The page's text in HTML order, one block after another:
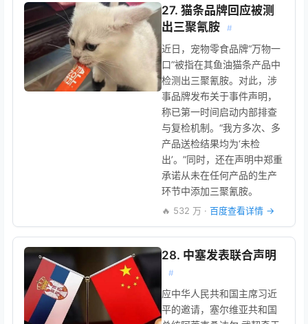
27. 猫条品牌回应被测
出三聚氰胺
#
近日，宠物零食品牌“万物一
口”被指在其鱼油猫条产品中
检测出三聚氰胺。对此，涉
事品牌发布关于事件声明，
称已第一时间启动内部排查
与复检机制。“我方多次、多
产品送检结果均为‘未检
出’。”同时，还在声明中郑重
承诺从未在任何产品的生产
环节中添加三聚氰胺。
🔥 532 万 · 百度查看详情 →
28. 中塞发表联合声明
#
应中华人民共和国主席习近
平的邀请，塞尔维亚共和国